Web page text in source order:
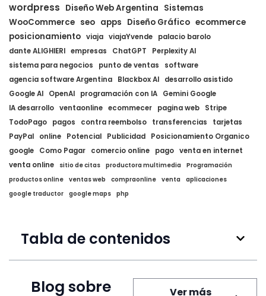
wordpress Diseño Web Argentina Sistemas
WooCommerce seo apps Diseño Gráfico ecommerce
posicionamiento viaja viajaYvende
palacio barolo
dante ALIGHIERI empresas ChatGPT
Perplexity AI
sistema para negocios
punto de ventas
software
agencia software Argentina
Blackbox AI
desarrollo asistido
Google AI
OpenAI programación con IA
Gemini Google
IA desarrollo ventaonline ecommecer pagina web
Stripe
TodoPago
pagos contra reembolso transferencias
tarjetas
PayPal
online Potencial Publicidad
Posicionamiento Organico
google
Como Pagar comercio online pago venta en internet
venta online
sitio de citas productora multimedia Programación
productos online ventas web compraonline venta aplicaciones
google traductor google maps php
Tabla de contenidos
Blog sobre
Ver más